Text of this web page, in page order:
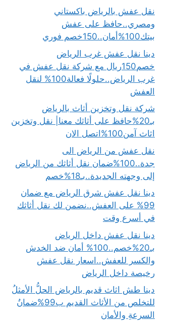
نقل عفش بالرياض باكستاني
ومصري..حافظ على عفش
بيتك100%أمان..150خصم فوري
دينا نقل عفش غرب الرياض
خصم150ريال مع شركة نقل عفش في
غرب الرياض..حلولًا فعالة100% لنقل
العفش
شركة نقل وتخزين أثاث بالرياض
بـ20%حافظ على أثاثك معنا| نقل وتخزين
اثاث آمن100%اتصل الان
نقل عفش من الرياض الى
جدة..100%ضمان نقل أثاثك من الرياض
إلى وجهته الجديدة..بـ18%خصم
دينا نقل عفش شرق الرياض مع ضمان
99% على العفش..نضمن لك نقل أثاثك
في أسرع وقت
دينا نقل عفش داخل الرياض
بـ20%خصم..100% أمان ضد الخدش
والكسر للعفش..اسعار نقل عفش
رخيصة داخل الرياض
دينا طش اثاث قديم بالرياض الحلُّ الأمثلُ
للتخلص من الأثاث القديم ب99%ضمانُ
السرعةِ والأمان